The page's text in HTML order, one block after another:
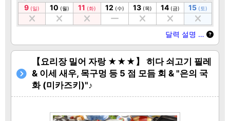
9 (일) 10 (월) 11 (화) 12 (수) 13 (목) 14 (금) 15 (토)
달력 설명 …
【요리장 밀어 자랑 ★★★】 히다 쇠고기 필레
& 이세 새우, 목구멍 등 5 점 모듬 회 & "은의 국
화 (미카즈키)"♪